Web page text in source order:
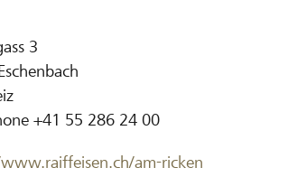
3
+41 55 286 24 00
am-ricken